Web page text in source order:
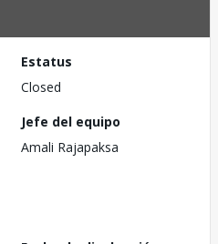
Estatus
Closed
Jefe del equipo
Amali Rajapaksa